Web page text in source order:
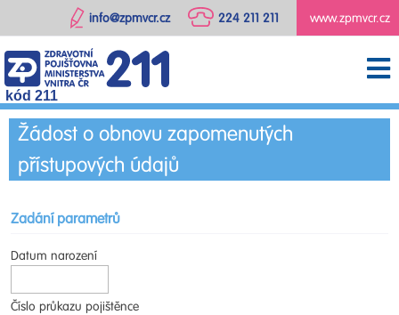
www.zpmvcr.cz
224 211 211
info@zpmvcr.cz
kód 211
Žádost o obnovu zapomenutých
přístupových údajů
Zadání parametrů
Datum narození
Číslo průkazu pojištěnce